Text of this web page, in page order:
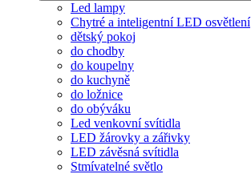
Led lampy
Chytré a inteligentní LED osvětlení
dětský pokoj
do chodby
do koupelny
do kuchyně
do ložnice
do obýváku
Led venkovní svítidla
LED žárovky a zářivky
LED závěsná svítidla
Stmívatelné světlo